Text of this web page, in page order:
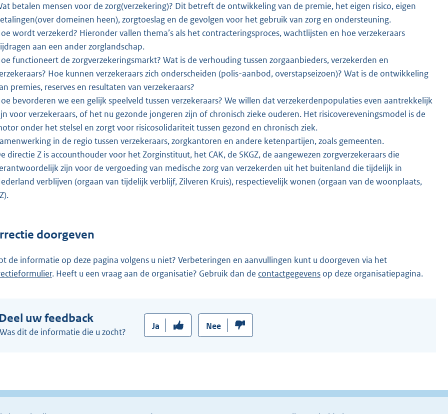
betalen mensen voor de zorg(verzekering)? Dit betreft de ontwikkeling van de premie, het eigen risico, eigen
domeinen heen), zorgtoeslag en de gevolgen voor het gebruik van zorg en ondersteuning.
wordt verzekerd? Hieronder vallen thema’s als het contracteringsproces, wachtlijsten en hoe verzekeraars
aan een ander zorglandschap.
functioneert de zorgverzekeringsmarkt? Wat is de verhouding tussen zorgaanbieders, verzekerden en
Hoe kunnen verzekeraars zich onderscheiden (polis-aanbod, overstapseizoen)? Wat is de ontwikkeling
premies, reserves en resultaten van verzekeraars?
bevorderen we een gelijk speelveld tussen verzekeraars? We willen dat verzekerdenpopulaties even aantrekkelijk
voor verzekeraars, of het nu gezonde jongeren zijn of chronisch zieke ouderen. Het risicovereveningsmodel is de
onder het stelsel en zorgt voor risicosolidariteit tussen gezond en chronisch ziek.
in de regio tussen verzekeraars, zorgkantoren en andere ketenpartijen, zoals gemeenten.
directie Z is accounthouder voor het Zorginstituut, het CAK, de SKGZ, de aangewezen zorgverzekeraars die
zijn voor de vergoeding van medische zorg van verzekerden uit het buitenland die tijdelijk in
verblijven (orgaan van tijdelijk verblijf, Zilveren Kruis), respectievelijk wonen (orgaan van de woonplaats,
doorgeven
de informatie op deze pagina volgens u niet? Verbeteringen en aanvullingen kunt u doorgeven via het
. Heeft u een vraag aan de organisatie? Gebruik dan de contactgegevens op deze organisatiepagina.
Deel uw feedback
Was dit de informatie die u zocht?
Ja Nee